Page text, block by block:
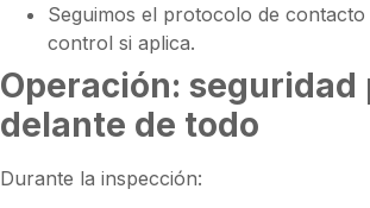
Seguimos el protocolo de
control si aplica.
Operación: seguridad
delante de todo
Durante la inspección: